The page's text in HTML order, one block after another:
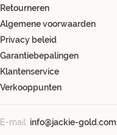
Retourneren
Algemene voorwaarden
Privacy beleid
Garantiebepalingen
Klantenservice
Verkooppunten
E-mail: info@jackie-gold.com